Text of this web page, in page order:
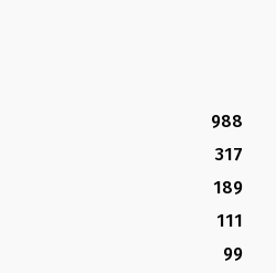
988
317
189
111
99